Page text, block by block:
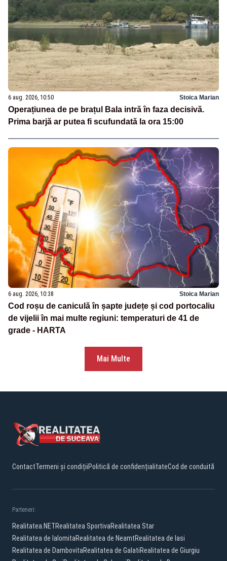
6 aug. 2026, 10:50 Stoica Marian
Operațiunea de pe brațul Bala intră în faza decisivă.
Prima barjă ar putea fi scufundată la ora 15:00
6 aug. 2026, 10:38 Stoica Marian
Cod roșu de caniculă în șapte județe și cod portocaliu
de vijelii în mai multe regiuni: temperaturi de 41 de
grade - HARTA
Mai Multe
ContactTermeni și condițiiPolitică de confidențialitateCod de conduită
Parteneri:
Realitatea.NETRealitatea SportivaRealitatea Star
Realitatea de IalomitaRealitatea de NeamtRealitatea de Iasi
Realitatea de DambovitaRealitatea de GalatiRealitatea de Giurgiu